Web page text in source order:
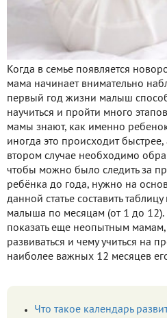
Когда в семье появляется
мама начинает внимательно
первый год жизни малыш
научиться и пройти много
мамы знают, как именно
иногда это происходит
втором случае необходимо
чтобы можно было следить за
ребёнка до года, нужно на
данной статье составить
малыша по месяцам (от 1 до 12).
показать еще неопытным
развиваться и чему учиться на
наиболее важных 12 месяцев
Что такое календарь